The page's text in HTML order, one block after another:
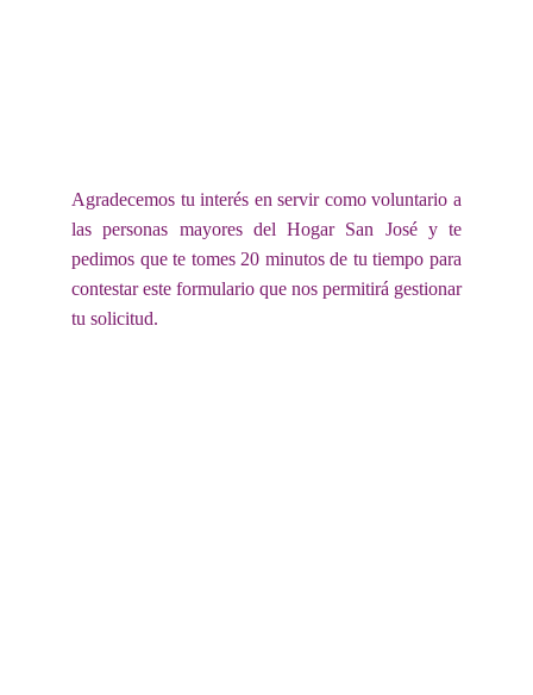
Agradecemos tu interés en servir como voluntario a
las personas mayores del Hogar San José y te
pedimos que te tomes 20 minutos de tu tiempo para
contestar este formulario que nos permitirá gestionar
tu solicitud.